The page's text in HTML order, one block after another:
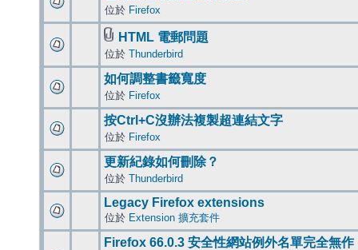
位於 Firefox
HTML 電郵問題
位於 Thunderbird
如何調整書籤寬度
位於 Firefox
按Ctrl+C沒辦法複製超連結文字
位於 Firefox
更新紀錄如何刪除？
位於 Thunderbird
Legacy Firefox extensions
位於 Extension 擴充套件
Firefox 66.0.3 安全性網站例外名單完全無作